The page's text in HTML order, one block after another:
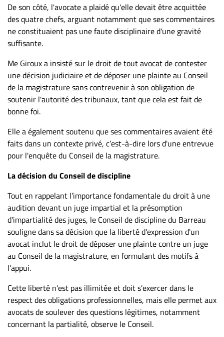
De son côté, l'avocate a plaidé qu'elle devait être acquittée
des quatre chefs, arguant notamment que ses commentaires
ne constituaient pas une faute disciplinaire d'une gravité
suffisante.
Me Giroux a insisté sur le droit de tout avocat de contester
une décision judiciaire et de déposer une plainte au Conseil
de la magistrature sans contrevenir à son obligation de
soutenir l'autorité des tribunaux, tant que cela est fait de
bonne foi.
Elle a également soutenu que ses commentaires avaient été
faits dans un contexte privé, c’est-à-dire lors d'une entrevue
pour l'enquête du Conseil de la magistrature.
La décision du Conseil de discipline
Tout en rappelant l’importance fondamentale du droit à une
audition devant un juge impartial et la présomption
d'impartialité des juges, le Conseil de discipline du Barreau
souligne dans sa décision que la liberté d'expression d'un
avocat inclut le droit de déposer une plainte contre un juge
au Conseil de la magistrature, en formulant des motifs à
l'appui.
Cette liberté n'est pas illimitée et doit s'exercer dans le
respect des obligations professionnelles, mais elle permet aux
avocats de soulever des questions légitimes, notamment
concernant la partialité, observe le Conseil.